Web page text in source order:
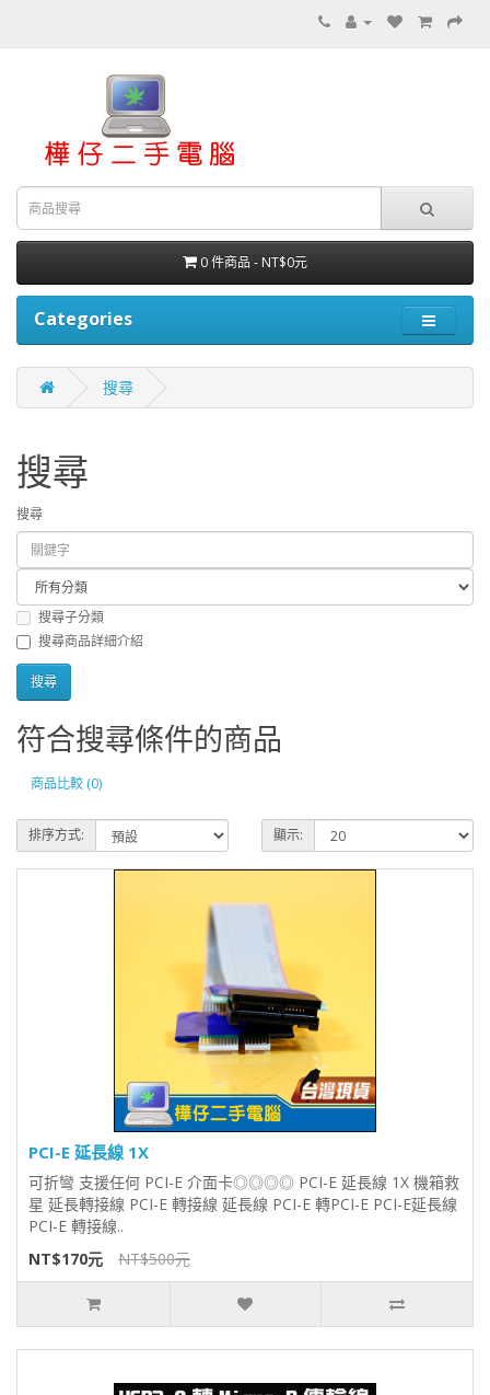
0 件商品 - NT$0元
Categories
搜尋
搜尋
搜尋
搜尋子分類
搜尋商品詳細介紹
符合搜尋條件的商品
商品比較 (0)
排序方式: 顯示:
PCI-E 延長線 1X
可折彎 支援任何 PCI-E 介面卡◎◎◎◎ PCI-E 延長線 1X 機箱救
星 延長轉接線 PCI-E 轉接線 延長線 PCI-E 轉PCI-E PCI-E延長線
PCI-E 轉接線..
NT$170元
NT$500元